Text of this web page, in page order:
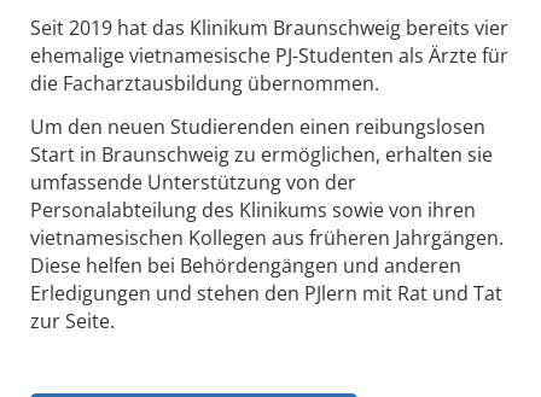
Seit 2019 hat das Klinikum Braunschweig bereits vier
ehemalige vietnamesische PJ-Studenten als Ärzte für
die Facharztausbildung übernommen.
Um den neuen Studierenden einen reibungslosen
Start in Braunschweig zu ermöglichen, erhalten sie
umfassende Unterstützung von der
Personalabteilung des Klinikums sowie von ihren
vietnamesischen Kollegen aus früheren Jahrgängen.
Diese helfen bei Behördengängen und anderen
Erledigungen und stehen den PJlern mit Rat und Tat
zur Seite.